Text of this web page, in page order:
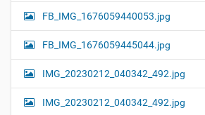
FB_IMG_1676059440053.jpg
FB_IMG_1676059445044.jpg
IMG_20230212_040342_492.jpg
IMG_20230212_040342_492.jpg